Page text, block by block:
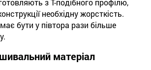
необхідну жорсткість.
бути у півтора рази більше
матеріал